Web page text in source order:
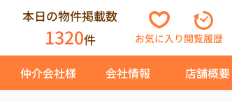
本日の物件掲載数
1320件 お気に入り閲覧履歴
仲介会社様 会社情報 店舗概要